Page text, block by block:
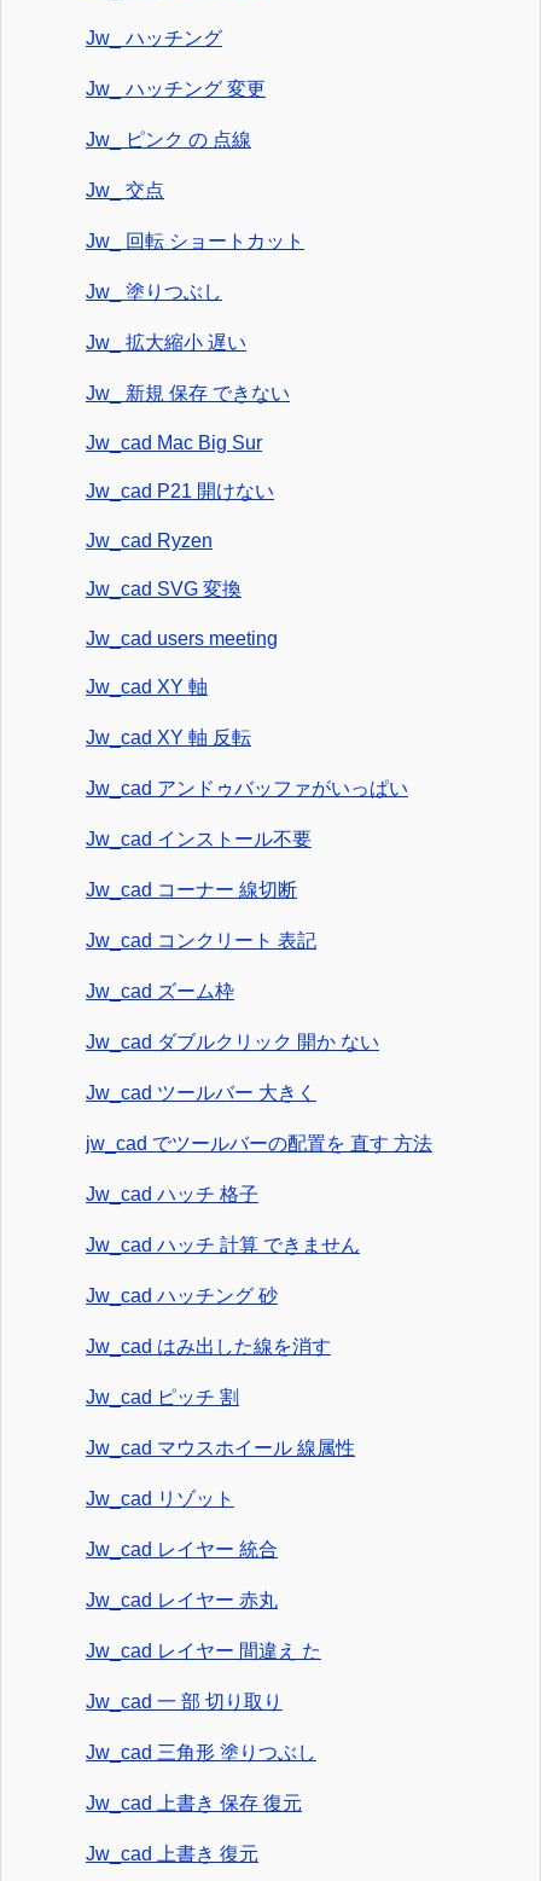
Jw_ ハッチング
Jw_ ハッチング 変更
Jw_ ピンク の 点線
Jw_ 交点
Jw_ 回転 ショートカット
Jw_ 塗りつぶし
Jw_ 拡大縮小 遅い
Jw_ 新規 保存 できない
Jw_cad Mac Big Sur
Jw_cad P21 開けない
Jw_cad Ryzen
Jw_cad SVG 変換
Jw_cad users meeting
Jw_cad XY 軸
Jw_cad XY 軸 反転
Jw_cad アンドゥバッファがいっぱい
Jw_cad インストール不要
Jw_cad コーナー 線切断
Jw_cad コンクリート 表記
Jw_cad ズーム枠
Jw_cad ダブルクリック 開か ない
Jw_cad ツールバー 大きく
jw_cad でツールバーの配置を 直す 方法
Jw_cad ハッチ 格子
Jw_cad ハッチ 計算 できません
Jw_cad ハッチング 砂
Jw_cad はみ出した線を消す
Jw_cad ピッチ 割
Jw_cad マウスホイール 線属性
Jw_cad リゾット
Jw_cad レイヤー 統合
Jw_cad レイヤー 赤丸
Jw_cad レイヤー 間違え た
Jw_cad 一 部 切り取り
Jw_cad 三角形 塗りつぶし
Jw_cad 上書き 保存 復元
Jw_cad 上書き 復元